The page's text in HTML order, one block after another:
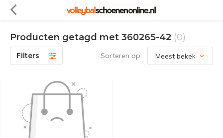
Producten getagd met 360265-42 (0)
Filters Sorteren op: